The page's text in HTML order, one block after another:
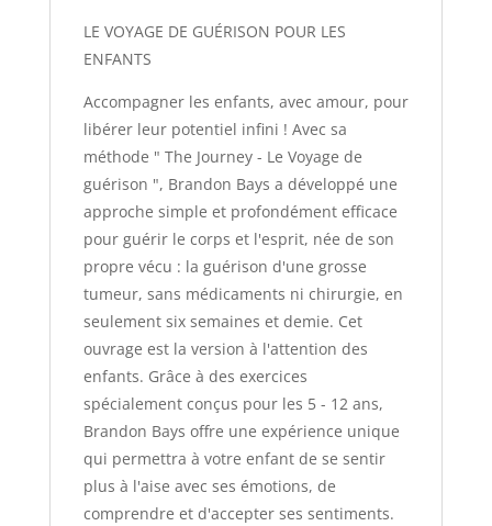
LE VOYAGE DE GUÉRISON POUR LES
ENFANTS
Accompagner les enfants, avec amour, pour
libérer leur potentiel infini ! Avec sa
méthode " The Journey - Le Voyage de
guérison ", Brandon Bays a développé une
approche simple et profondément efficace
pour guérir le corps et l'esprit, née de son
propre vécu : la guérison d'une grosse
tumeur, sans médicaments ni chirurgie, en
seulement six semaines et demie. Cet
ouvrage est la version à l'attention des
enfants. Grâce à des exercices
spécialement conçus pour les 5 - 12 ans,
Brandon Bays offre une expérience unique
qui permettra à votre enfant de se sentir
plus à l'aise avec ses émotions, de
comprendre et d'accepter ses sentiments.